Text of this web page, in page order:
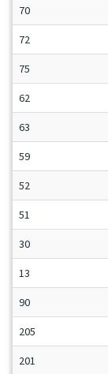
70
72
75
62
63
59
52
51
30
13
90
205
201